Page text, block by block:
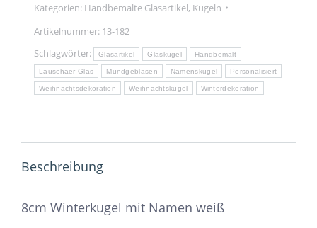
Menge
Kategorien: Handbemalte Glasartikel, Kugeln
Artikelnummer: 13-182
Schlagwörter:
Glasartikel Glaskugel Handbemalt
Lauschaer Glas Mundgeblasen Namenskugel Personalisiert
Weihnachtsdekoration Weihnachtskugel Winterdekoration
Beschreibung
8cm Winterkugel mit Namen weiß